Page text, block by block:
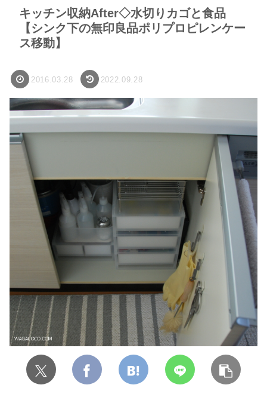
キッチン収納After◇水切りカゴと食品
【シンク下の無印良品ポリプロピレンケー
ス移動】
2016.03.28 2022.09.28